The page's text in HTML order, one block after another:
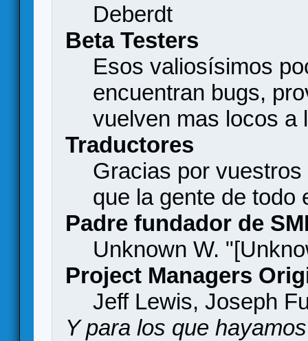
Deberdt
Beta Testers
Esos valiosísimos
encuentran bugs,
vuelven mas locos a
Traductores
Gracias por
que la gente de todo
Padre fundador de
Unknown W.
Project Managers
Jeff Lewis, Joseph
Y para los que